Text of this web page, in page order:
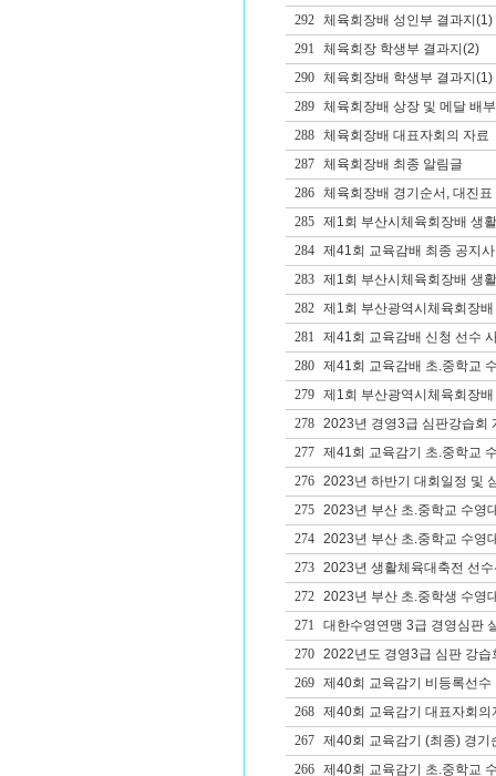
292
체육회장배 성인부 결과지(1)
291
체육회장 학생부 결과지(2)
290
체육회장배 학생부 결과지(1)
289
체육회장배 상장 및 메달 배
288
체육회장배 대표자회의 자료
287
체육회장배 최종 알림글
286
체육회장배 경기순서, 대진표
285
제1회 부산시체육회장배 생
284
제41회 교육감배 최종 공지
283
제1회 부산시체육회장배 생
282
제1회 부산광역시체육회장
281
제41회 교육감배 신청 선수
280
제41회 교육감배 초.중학교
279
제1회 부산광역시체육회장
278
2023년 경영3급 심판강습회
277
제41회 교육감기 초.중학교
276
2023년 하반기 대회일정 및
275
2023년 부산 초.중학교 수영
274
2023년 부산 초.중학교 수영
273
2023년 생활체육대축전 선
272
2023년 부산 초.중학생 수영
271
대한수영연맹 3급 경영심판
270
2022년도 경영3급 심판 강습
269
제40회 교육감기 비등록선수
268
제40회 교육감기 대표자회의
267
제40회 교육감기 (최종) 경기
266
제40회 교육감기 초.중학교